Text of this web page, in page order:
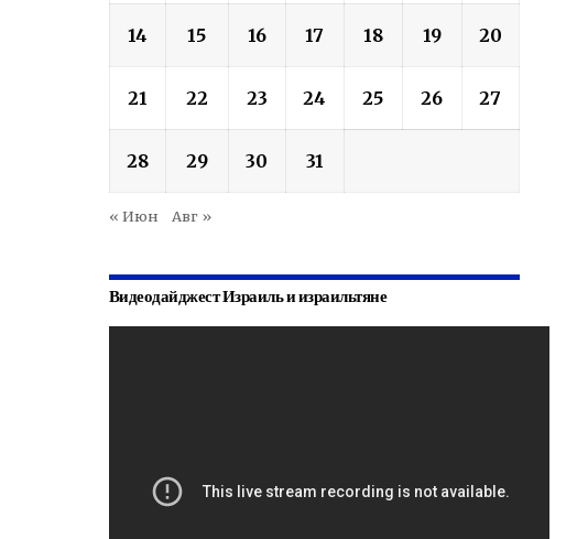
14 15 16 17 18 19 20
21 22 23 24 25 26 27
28 29 30 31
« Июн Авг »
Видеодайджест Израиль и израильтяне